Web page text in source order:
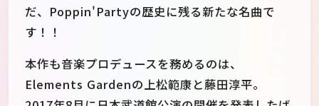
だ、Poppin'Partyの歴史に残る新たな名曲で
す！！
本作も音楽プロデュースを務めるのは、
Elements Gardenの上松範康と藤田淳平。